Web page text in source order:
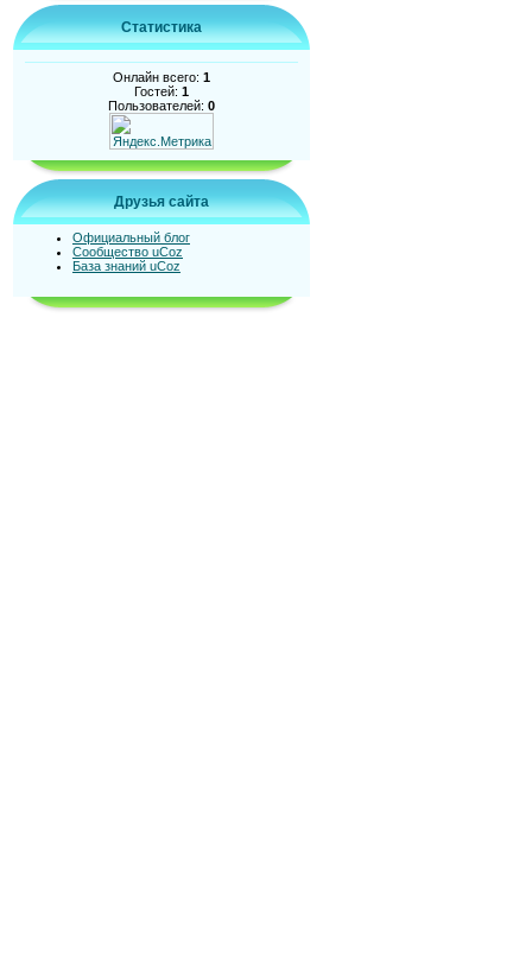
Статистика
Онлайн всего: 1
Гостей: 1
Пользователей: 0
Друзья сайта
Официальный блог
Сообщество uCoz
База знаний uCoz